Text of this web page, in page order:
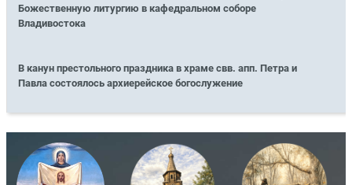
Божественную литургию в кафедральном соборе
Владивостока
В канун престольного праздника в храме свв. апп. Петра и
Павла состоялось архиерейское богослужение